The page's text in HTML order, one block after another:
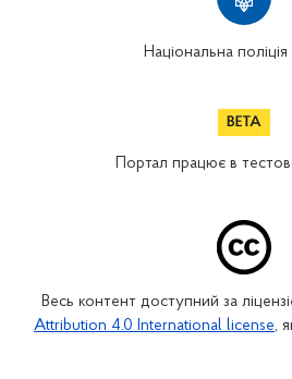
Національна поліція
Портал працює в
Весь контент доступний за
Attribution 4.0 International license,